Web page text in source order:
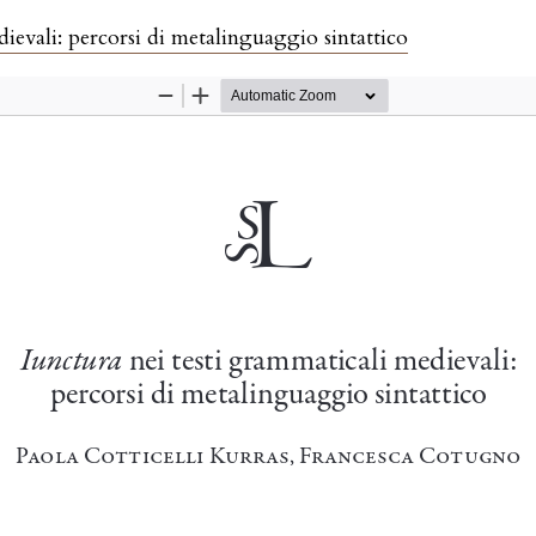
percorsi di metalinguaggio sintattico